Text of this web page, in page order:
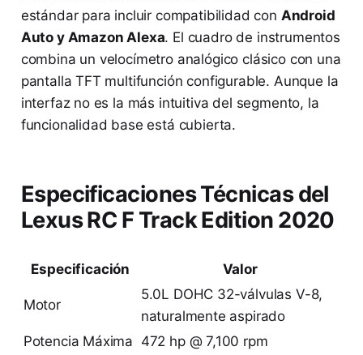
estándar para incluir compatibilidad con Android
Auto y Amazon Alexa. El cuadro de instrumentos
combina un velocímetro analógico clásico con una
pantalla TFT multifunción configurable. Aunque la
interfaz no es la más intuitiva del segmento, la
funcionalidad base está cubierta.
Especificaciones Técnicas del
Lexus RC F Track Edition 2020
Especificación Valor
Motor
5.0L DOHC 32-válvulas V-8,
naturalmente aspirado
Potencia Máxima 472 hp @ 7,100 rpm